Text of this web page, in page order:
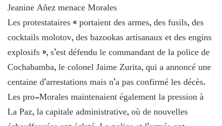
Jeanine Añez menace Morales
Les protestataires « portaient des armes, des fusils, des
cocktails molotov, des bazookas artisanaux et des engins
explosifs », s’est défendu le commandant de la police de
Cochabamba, le colonel Jaime Zurita, qui a annoncé une
centaine d’arrestations mais n’a pas confirmé les décès.
Les pro-Morales maintenaient également la pression à
La Paz, la capitale administrative, où de nouvelles